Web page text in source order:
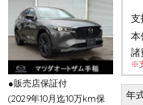
●販売店保証付
(2029年10月迄10万km保
支
本
諸
※